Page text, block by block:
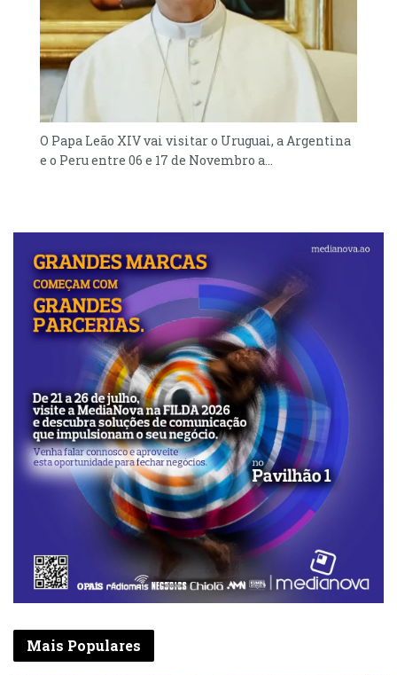
O Papa Leão XIV vai visitar o Uruguai, a Argentina
e o Peru entre 06 e 17 de Novembro a...
Mais Populares